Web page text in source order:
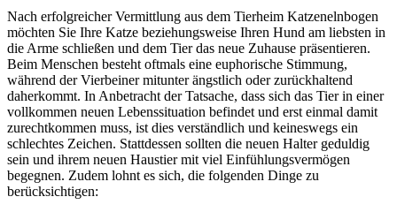
Nach erfolgreicher Vermittlung aus dem Tierheim Katzenelnbogen
möchten Sie Ihre Katze beziehungsweise Ihren Hund am liebsten in
die Arme schließen und dem Tier das neue Zuhause präsentieren.
Beim Menschen besteht oftmals eine euphorische Stimmung,
während der Vierbeiner mitunter ängstlich oder zurückhaltend
daherkommt. In Anbetracht der Tatsache, dass sich das Tier in einer
vollkommen neuen Lebenssituation befindet und erst einmal damit
zurechtkommen muss, ist dies verständlich und keineswegs ein
schlechtes Zeichen. Stattdessen sollten die neuen Halter geduldig
sein und ihrem neuen Haustier mit viel Einfühlungsvermögen
begegnen. Zudem lohnt es sich, die folgenden Dinge zu
berücksichtigen: